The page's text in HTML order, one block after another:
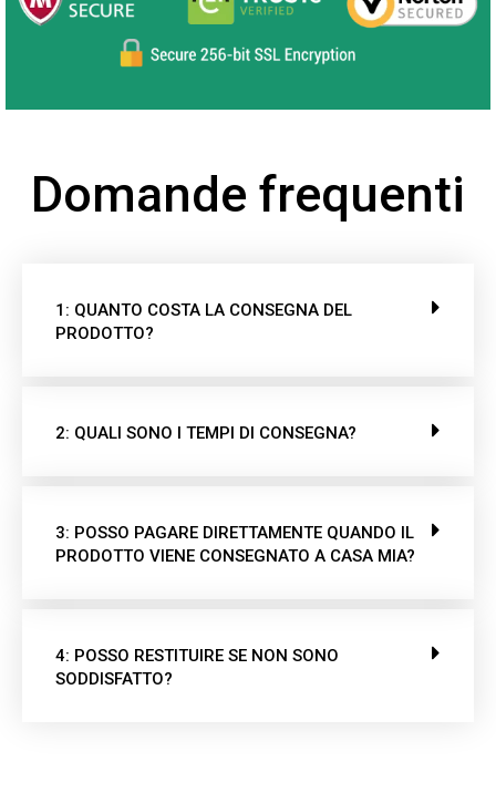
Domande frequenti
1: QUANTO COSTA LA CONSEGNA DEL
PRODOTTO?
2: QUALI SONO I TEMPI DI CONSEGNA?
3: POSSO PAGARE DIRETTAMENTE QUANDO IL
PRODOTTO VIENE CONSEGNATO A CASA MIA?
4: POSSO RESTITUIRE SE NON SONO
SODDISFATTO?